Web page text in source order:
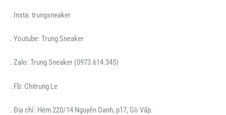
. Insta: trungsneaker
. Youtube: Trung Sneaker
. Zalo: Trung Sneaker (0973.614.345)
. Fb: Chitrung Le
. Địa chỉ: Hẻm 220/14 Nguyễn Oanh, p17, Gò Vấp.